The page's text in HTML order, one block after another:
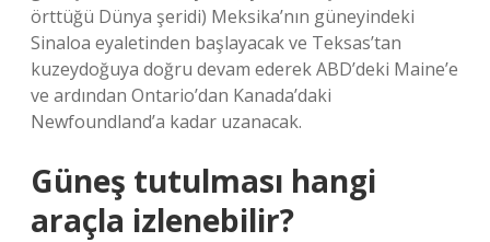
örttüğü Dünya şeridi) Meksika’nın güneyindeki
Sinaloa eyaletinden başlayacak ve Teksas’tan
kuzeydoğuya doğru devam ederek ABD’deki Maine’e
ve ardından Ontario’dan Kanada’daki
Newfoundland’a kadar uzanacak.
Güneş tutulması hangi
araçla izlenebilir?